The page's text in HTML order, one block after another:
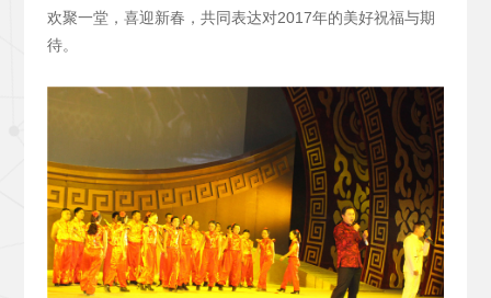
欢聚一堂，喜迎新春，共同表达对2017年的美好祝福与期
待。